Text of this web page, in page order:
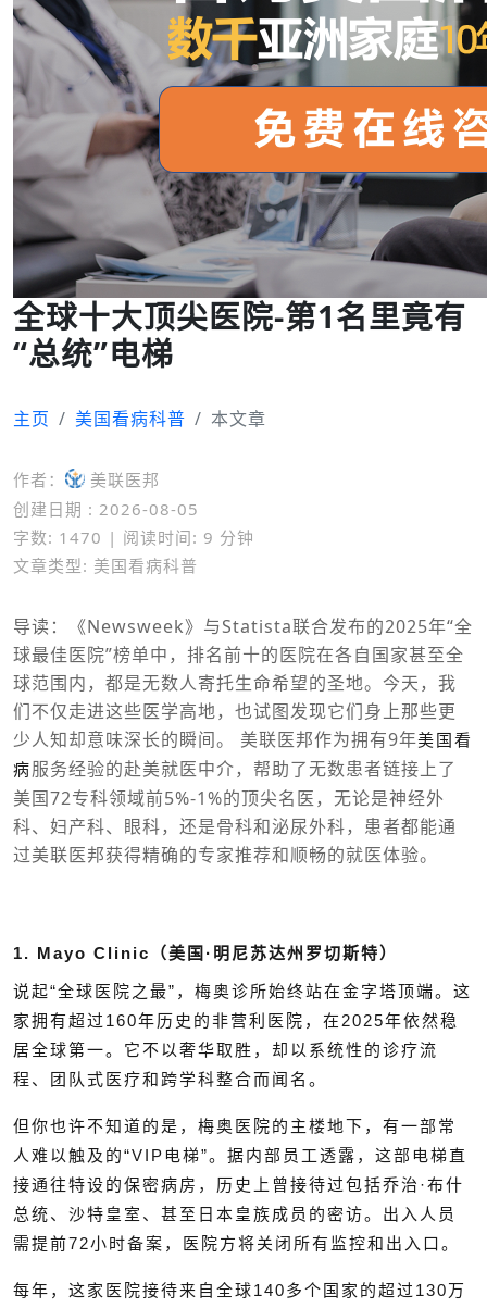
全球十大顶尖医院-第1名里竟有
“总统”电梯
主页 美国看病科普 本文章
作者：
美联医邦
创建日期 : 2026-08-05
字数: 1470 | 阅读时间: 9 分钟
文章类型: 美国看病科普
导读：《Newsweek》与Statista联合发布的2025年“全
球最佳医院”榜单中，排名前十的医院在各自国家甚至全
球范围内，都是无数人寄托生命希望的圣地。今天，我
们不仅走进这些医学高地，也试图发现它们身上那些更
少人知却意味深长的瞬间。 美联医邦作为拥有9年美国看
病服务经验的赴美就医中介，帮助了无数患者链接上了
美国72专科领域前5%-1%的顶尖名医，无论是神经外
科、妇产科、眼科，还是骨科和泌尿外科，患者都能通
过美联医邦获得精确的专家推荐和顺畅的就医体验。
1. Mayo Clinic（美国·明尼苏达州罗切斯特）
说起“全球医院之最”，梅奥诊所始终站在金字塔顶端。这
家拥有超过160年历史的非营利医院，在2025年依然稳
居全球第一。它不以奢华取胜，却以系统性的诊疗流
程、团队式医疗和跨学科整合而闻名。
但你也许不知道的是，梅奥医院的主楼地下，有一部常
人难以触及的“VIP电梯”。据内部员工透露，这部电梯直
接通往特设的保密病房，历史上曾接待过包括乔治·布什
总统、沙特皇室、甚至日本皇族成员的密访。出入人员
需提前72小时备案，医院方将关闭所有监控和出入口。
每年，这家医院接待来自全球140多个国家的超过130万